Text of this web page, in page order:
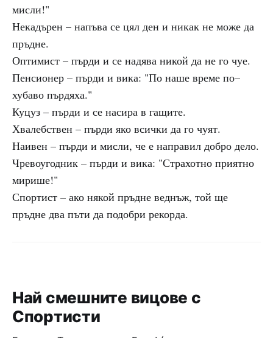
мисли!"
Некадърен – напъва се цял ден и никак не може да
пръдне.
Оптимист – пърди и се надява никой да не го чуе.
Пенсионер – пърди и вика: "По наше време по–
хубаво пърдяха."
Куцуз – пърди и се насира в гащите.
Хвалебствен – пърди яко всички да го чуят.
Наивен – пърди и мисли, че е направил добро дело.
Чревоугодник – пърди и вика: "Страхотно приятно
мирише!"
Спортист – ако някой пръдне веднъж, той ще
пръдне два пъти да подобри рекорда.
Най смешните вицове с
Спортисти